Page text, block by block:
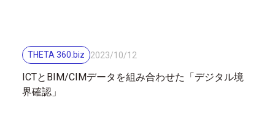
THETA 360.biz 2023/10/12
ICTとBIM/CIMデータを組み合わせた「デジタル境
界確認」